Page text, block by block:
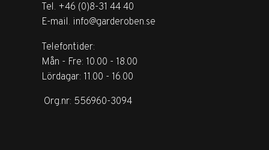
Tel. +46 (0)8-31 44 40
E-mail. info@garderoben.se
Telefontider:
Mån - Fre: 10.00 - 18.00
Lördagar: 11.00 - 16.00
Org.nr: 556960-3094